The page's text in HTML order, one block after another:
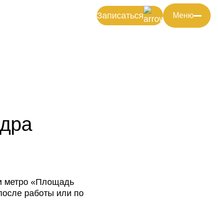
Записаться Меню
метро «Площадь
работы или по